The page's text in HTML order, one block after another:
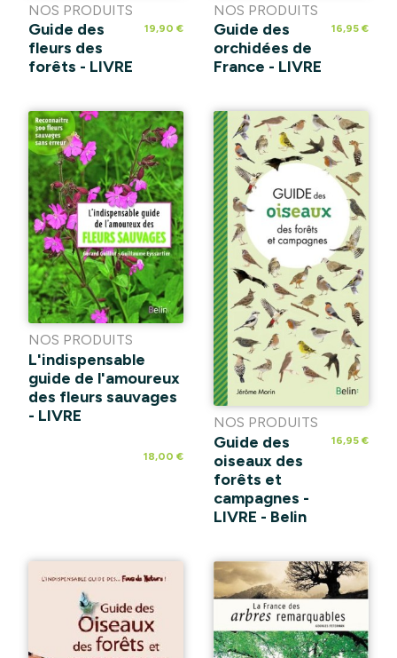
NOS PRODUITS
Guide des
fleurs des
forêts - LIVRE
19,90 €
NOS PRODUITS
Guide des
orchidées de
France - LIVRE
16,95 €
NOS PRODUITS
L'indispensable
guide de l'amoureux
des fleurs sauvages
- LIVRE
18,00 €
NOS PRODUITS
Guide des
oiseaux des
forêts et
campagnes -
LIVRE - Belin
16,95 €